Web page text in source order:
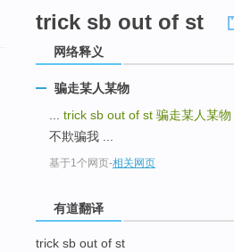
trick sb out of st
网络释义
骗走某人某物
trick sb out of st 骗走某人某物
不欺骗我 ...
基于1个网页-相关网页
有道翻译
trick sb out of st